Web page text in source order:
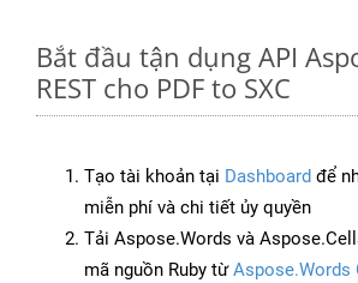
Bắt đầu tận dụng API
REST cho PDF to SXC
Tạo tài khoản tại Dashboard để
miễn phí và chi tiết ủy quyền
Tải Aspose.Words và
mã nguồn Ruby từAspose.Words